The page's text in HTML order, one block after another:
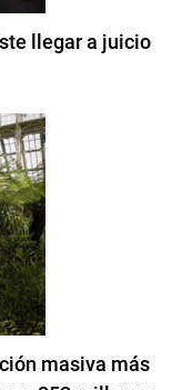
llegar a juicio
masiva más